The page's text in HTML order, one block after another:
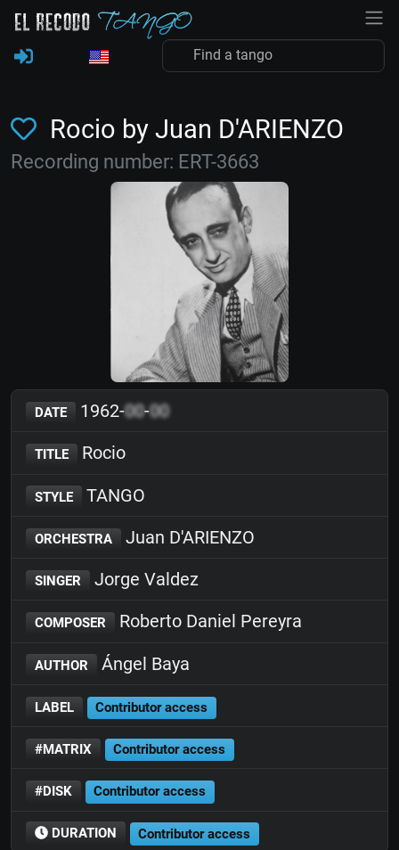
Rocio by Juan D'ARIENZO
Recording number: ERT-3663
DATE 1962-00-00
TITLE Rocio
STYLE TANGO
ORCHESTRA Juan D'ARIENZO
SINGER Jorge Valdez
COMPOSER Roberto Daniel Pereyra
AUTHOR Ángel Baya
LABEL Contributor access
#MATRIX Contributor access
#DISK Contributor access
DURATION Contributor access